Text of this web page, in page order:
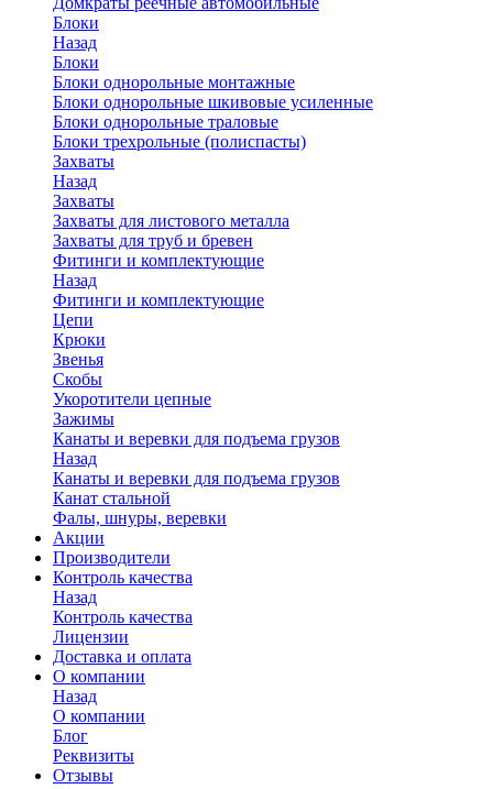
Блоки
Назад
Блоки
Блоки однорольные монтажные
Блоки однорольные шкивовые усиленные
Блоки однорольные траловые
Блоки трехрольные (полиспасты)
Захваты
Назад
Захваты
Захваты для листового металла
Захваты для труб и бревен
Фитинги и комплектующие
Назад
Фитинги и комплектующие
Цепи
Крюки
Звенья
Скобы
Укоротители цепные
Зажимы
Канаты и веревки для подъема грузов
Назад
Канаты и веревки для подъема грузов
Канат стальной
Фалы, шнуры, веревки
Акции
Производители
Контроль качества
Назад
Контроль качества
Лицензии
Доставка и оплата
О компании
Назад
О компании
Блог
Реквизиты
Отзывы